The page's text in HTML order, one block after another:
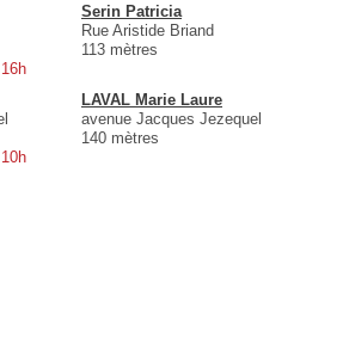
Serin Patricia
Rue Aristide Briand
113 mètres
LAVAL Marie Laure
avenue Jacques Jezequel
140 mètres